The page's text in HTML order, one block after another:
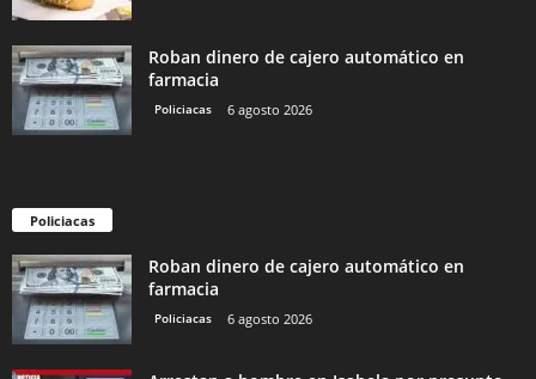
Roban dinero de cajero automático en
farmacia
Policiacas 6 agosto 2026
Policiacas
Roban dinero de cajero automático en
farmacia
Policiacas 6 agosto 2026